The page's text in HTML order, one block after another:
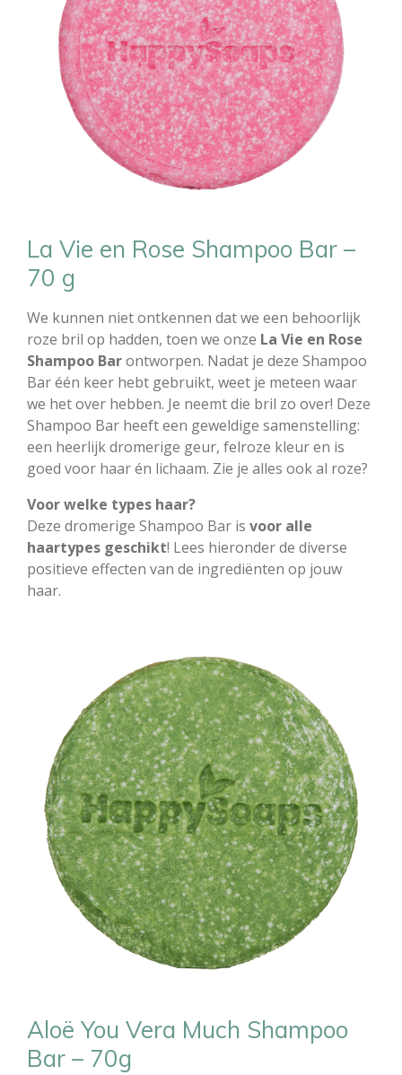
La Vie en Rose Shampoo Bar –
70 g
We kunnen niet ontkennen dat we een behoorlijk
roze bril op hadden, toen we onze La Vie en Rose
Shampoo Barontworpen. Nadat je deze Shampoo
Bar één keer hebt gebruikt, weet je meteen waar
we het over hebben. Je neemt die bril zo over! Deze
Shampoo Bar heeft een geweldige samenstelling:
een heerlijk dromerige geur, felroze kleur en is
goed voor haar én lichaam. Zie je alles ook al roze?
Voor welke types haar?
Deze dromerige Shampoo Bar is voor alle
haartypes geschikt! Lees hieronder de diverse
positieve effecten van de ingrediënten op jouw
haar.
Aloë You Vera Much Shampoo
Bar – 70g